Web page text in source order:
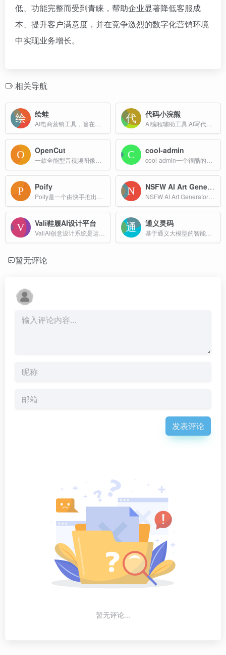
低、功能完整而受到青睐，帮助企业显著降低客服成
本、提升客户满意度，并在竞争激烈的数字化营销环境
中实现业务增长。
相关导航
绘蛙 代码小浣熊
OpenCut cool-admin
Poify NSFW AI Art Generator
Vali鞋履AI设计平台 通义灵码
暂无评论
发表评论
暂无评论...